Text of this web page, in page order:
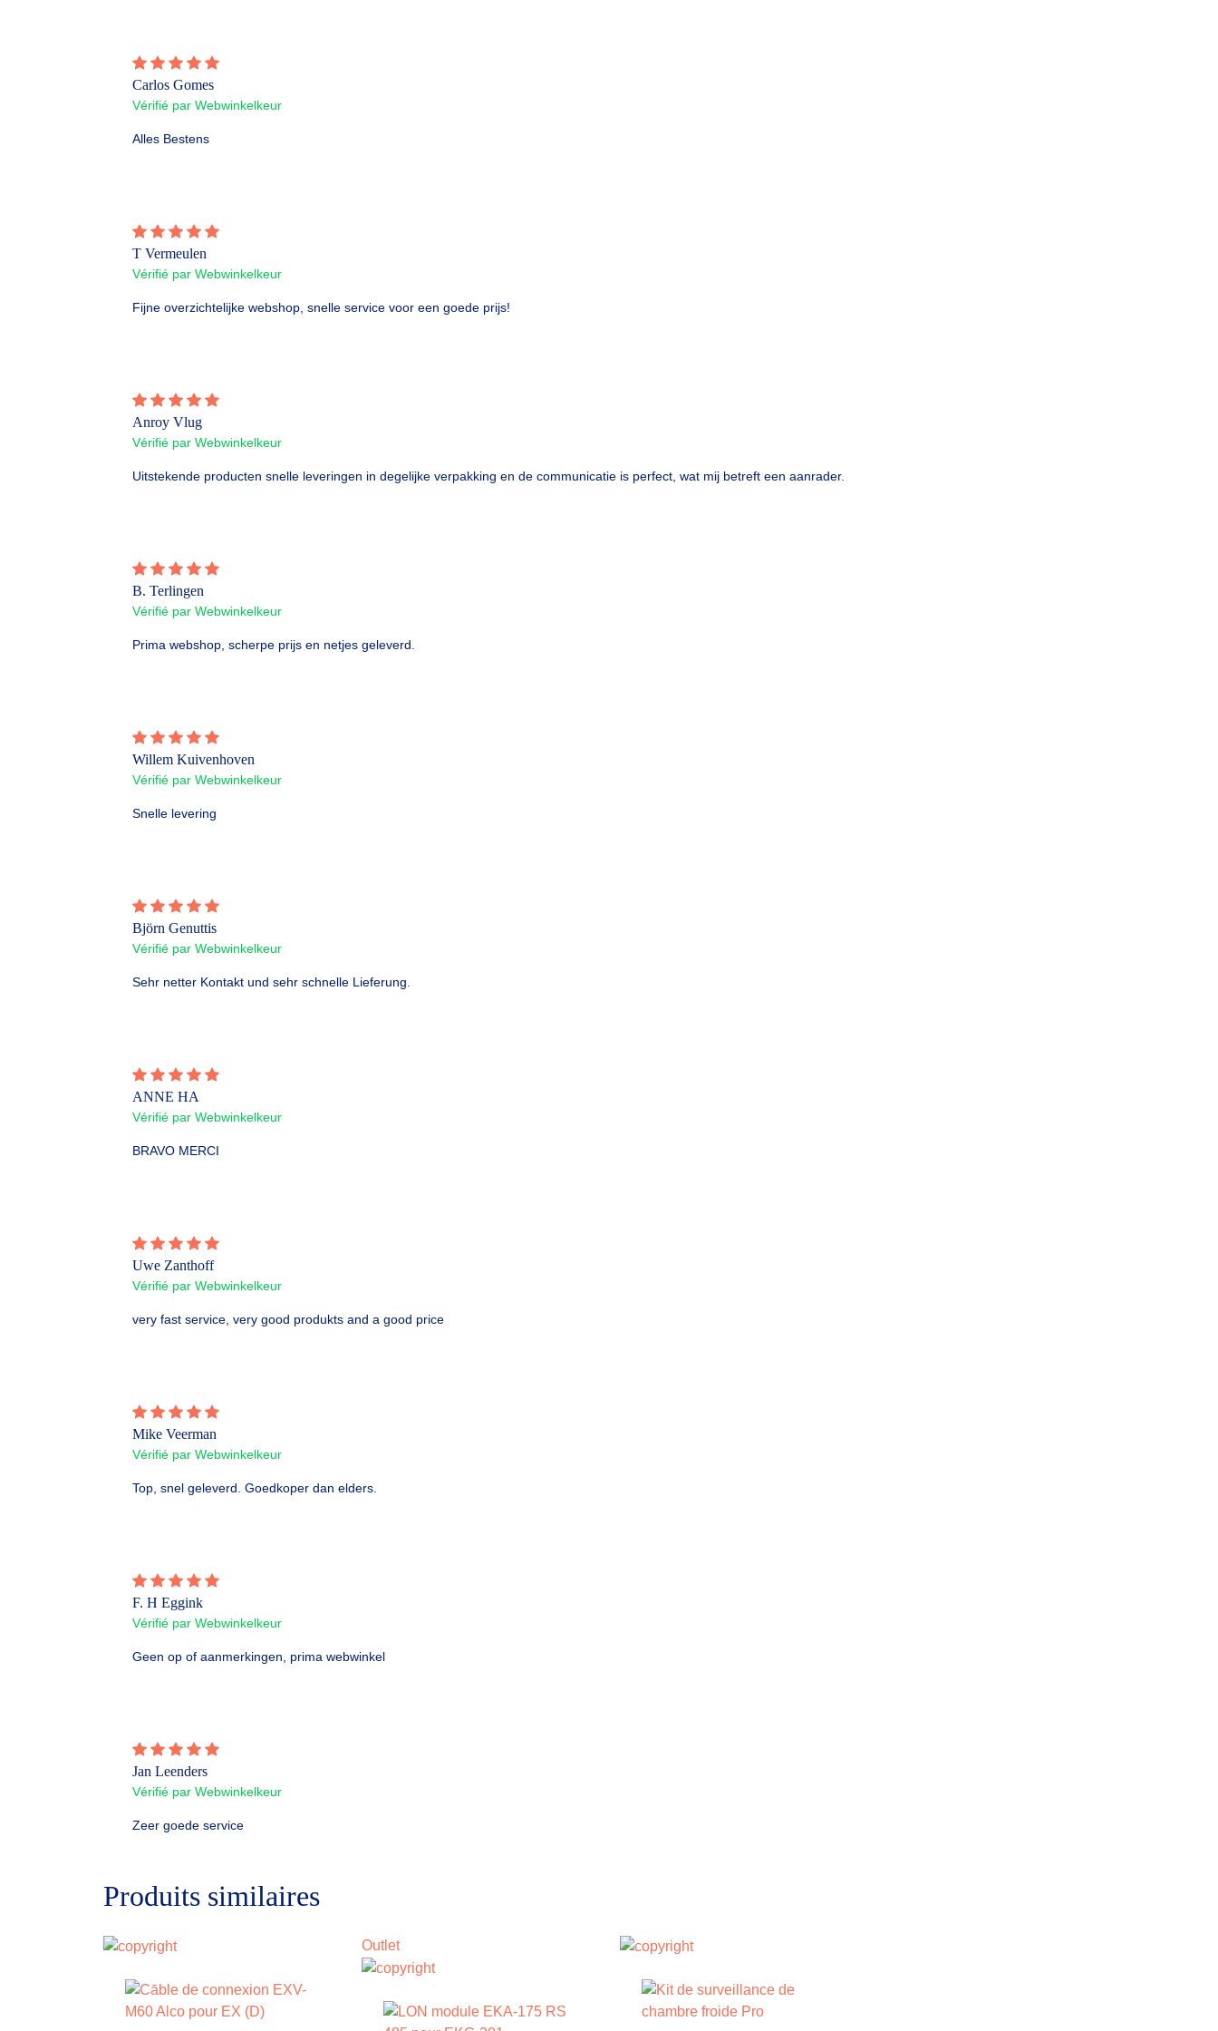
Carlos Gomes
Vérifié par Webwinkelkeur
Alles Bestens
T Vermeulen
Vérifié par Webwinkelkeur
Fijne overzichtelijke webshop, snelle service voor een goede prijs!
Anroy Vlug
Vérifié par Webwinkelkeur
Uitstekende producten snelle leveringen in degelijke verpakking en de communicatie is perfect, wat mij betreft een aanrader.
B. Terlingen
Vérifié par Webwinkelkeur
Prima webshop, scherpe prijs en netjes geleverd.
Willem Kuivenhoven
Vérifié par Webwinkelkeur
Snelle levering
Björn Genuttis
Vérifié par Webwinkelkeur
Sehr netter Kontakt und sehr schnelle Lieferung.
ANNE HA
Vérifié par Webwinkelkeur
BRAVO MERCI
Uwe Zanthoff
Vérifié par Webwinkelkeur
very fast service, very good produkts and a good price
Mike Veerman
Vérifié par Webwinkelkeur
Top, snel geleverd. Goedkoper dan elders.
F. H Eggink
Vérifié par Webwinkelkeur
Geen op of aanmerkingen, prima webwinkel
Jan Leenders
Vérifié par Webwinkelkeur
Zeer goede service
Produits similaires
Outlet